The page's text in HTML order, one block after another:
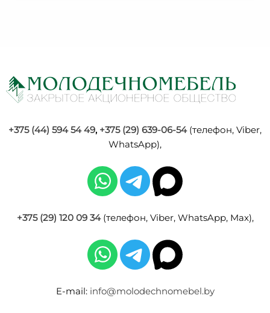
+375 (44) 594 54 49, +375 (29) 639-06-54(телефон, Viber,
WhatsApp),
+375 (29) 120 09 34(телефон, Viber, WhatsApp, Max),
E-mail: info@molodechnomebel.by